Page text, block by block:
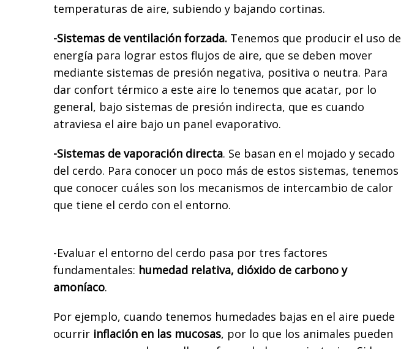
temperaturas de aire, subiendo y bajando cortinas.
-Sistemas de ventilación forzada. Tenemos que producir el uso de
energía para lograr estos flujos de aire, que se deben mover
mediante sistemas de presión negativa, positiva o neutra. Para
dar confort térmico a este aire lo tenemos que acatar, por lo
general, bajo sistemas de presión indirecta, que es cuando
atraviesa el aire bajo un panel evaporativo.
-Sistemas de vaporación directa. Se basan en el mojado y secado
del cerdo. Para conocer un poco más de estos sistemas, tenemos
que conocer cuáles son los mecanismos de intercambio de calor
que tiene el cerdo con el entorno.
-Evaluar el entorno del cerdo pasa por tres factores
fundamentales: humedad relativa, dióxido de carbono y
amoníaco.
Por ejemplo, cuando tenemos humedades bajas en el aire puede
ocurrir inflación en las mucosas, por lo que los animales pueden